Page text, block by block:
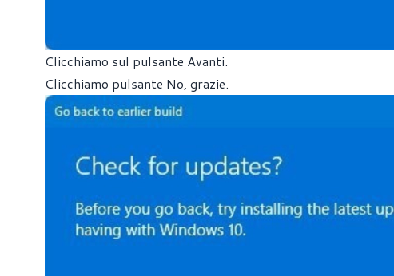
Clicchiamo sul pulsante Avanti.
Clicchiamo pulsante No, grazie.